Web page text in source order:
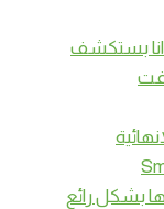
وانا بستكشف
كرافت
بشكل رائع